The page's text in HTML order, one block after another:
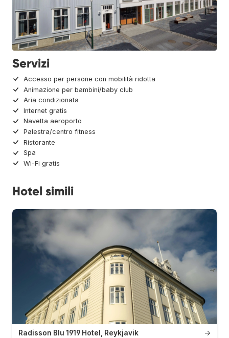
Servizi
Accesso per persone con mobilità ridotta
Animazione per bambini/baby club
Aria condizionata
Internet gratis
Navetta aeroporto
Palestra/centro fitness
Ristorante
Spa
Wi-Fi gratis
Hotel simili
→
Radisson Blu 1919 Hotel, Reykjavik